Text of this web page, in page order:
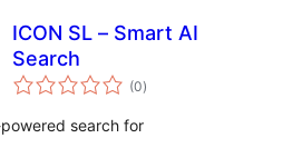
ICON SL – Smart AI
Search
(0общо
оценки
)
search for